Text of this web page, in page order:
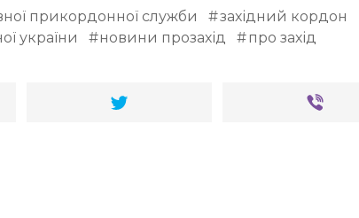
прикордонної служби
західний кордон
україни
новини прозахід про захід